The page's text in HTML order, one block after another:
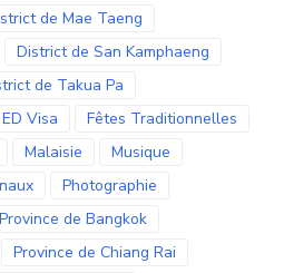
de Mae Taeng
District de San Kamphaeng
de Takua Pa
ED Visa
Fêtes Traditionnelles
Malaisie
Musique
Photographie
Province de Bangkok
Province de Chiang Rai